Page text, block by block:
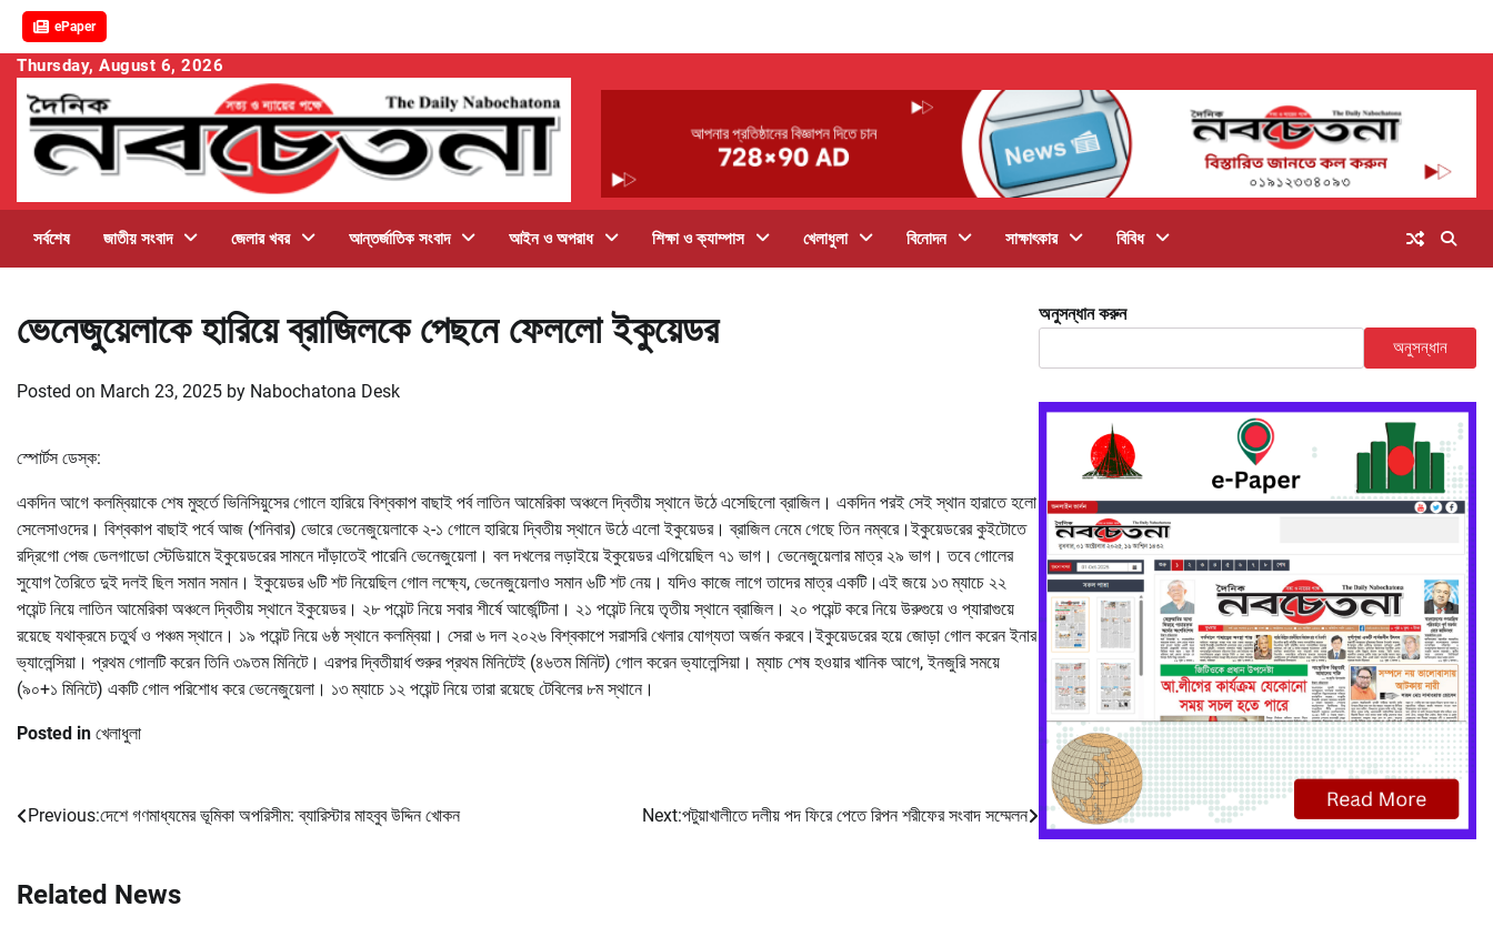
ePaper
Skip
content
Thursday, August 6, 2026
সর্বশেষ জাতীয় সংবাদ জেলার খবর আন্তর্জাতিক সংবাদ আইন ও অপরাধ শিক্ষা ও ক্যাম্পাস খেলাধুলা বিনোদন সাক্ষাৎকার বিবিধ
ভেনেজুয়েলাকে হারিয়ে ব্রাজিলকে পেছনে ফেললো ইকুয়েডর
Posted on March 23, 2025 by Nabochatona Desk
স্পোর্টস ডেস্ক:
একদিন আগে কলম্বিয়াকে শেষ মুহুর্তে ভিনিসিয়ুসের গোলে হারিয়ে বিশ্বকাপ বাছাই পর্ব লাতিন আমেরিকা অঞ্চলে দ্বিতীয় স্থানে উঠে এসেছিলো ব্রাজিল। একদিন পরই সেই স্থান হারাতে হলো
সেলেসাওদের। বিশ্বকাপ বাছাই পর্বে আজ (শনিবার) ভোরে ভেনেজুয়েলাকে ২-১ গোলে হারিয়ে দ্বিতীয় স্থানে উঠে এলো ইকুয়েডর। ব্রাজিল নেমে গেছে তিন নম্বরে।ইকুয়েডরের কুইটোতে
রদ্রিগো পেজ ডেলগাডো স্টেডিয়ামে ইকুয়েডরের সামনে দাঁড়াতেই পারেনি ভেনেজুয়েলা। বল দখলের লড়াইয়ে ইকুয়েডর এগিয়েছিল ৭১ ভাগ। ভেনেজুয়েলার মাত্র ২৯ ভাগ। তবে গোলের
সুযোগ তৈরিতে দুই দলই ছিল সমান সমান। ইকুয়েডর ৬টি শট নিয়েছিল গোল লক্ষ্যে, ভেনেজুয়েলাও সমান ৬টি শট নেয়। যদিও কাজে লাগে তাদের মাত্র একটি।এই জয়ে ১৩ ম্যাচে ২২
পয়েন্ট নিয়ে লাতিন আমেরিকা অঞ্চলে দ্বিতীয় স্থানে ইকুয়েডর। ২৮ পয়েন্ট নিয়ে সবার শীর্ষে আর্জেন্টিনা। ২১ পয়েন্ট নিয়ে তৃতীয় স্থানে ব্রাজিল। ২০ পয়েন্ট করে নিয়ে উরুগুয়ে ও প্যারাগুয়ে
রয়েছে যথাক্রমে চতুর্থ ও পঞ্চম স্থানে। ১৯ পয়েন্ট নিয়ে ৬ষ্ঠ স্থানে কলম্বিয়া। সেরা ৬ দল ২০২৬ বিশ্বকাপে সরাসরি খেলার যোগ্যতা অর্জন করবে।ইকুয়েডরের হয়ে জোড়া গোল করেন ইনার
ভ্যালেন্সিয়া। প্রথম গোলটি করেন তিনি ৩৯তম মিনিটে। এরপর দ্বিতীয়ার্ধ শুরুর প্রথম মিনিটেই (৪৬তম মিনিট) গোল করেন ভ্যালেন্সিয়া। ম্যাচ শেষ হওয়ার খানিক আগে, ইনজুরি সময়ে
(৯০+১ মিনিটে) একটি গোল পরিশোধ করে ভেনেজুয়েলা। ১৩ ম্যাচে ১২ পয়েন্ট নিয়ে তারা রয়েছে টেবিলের ৮ম স্থানে।
Posted in খেলাধুলা
Post
Previous:দেশে গণমাধ্যমের ভূমিকা অপরিসীম: ব্যারিস্টার মাহবুব উদ্দিন খোকন Next:পটুয়াখালীতে দলীয় পদ ফিরে পেতে রিপন শরীফের সংবাদ সম্মেলন
Related News
অনুসন্ধান করুন
অনুসন্ধান